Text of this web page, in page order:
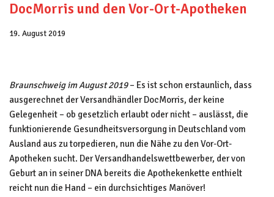
DocMorris und den Vor-Ort-Apotheken
19. August 2019
Braunschweig im August 2019– Es ist schon erstaunlich, dass
ausgerechnet der Versandhändler DocMorris, der keine
Gelegenheit – ob gesetzlich erlaubt oder nicht – auslässt, die
funktionierende Gesundheitsversorgung in Deutschland vom
Ausland aus zu torpedieren, nun die Nähe zu den Vor-Ort-
Apotheken sucht. Der Versandhandelswettbewerber, der von
Geburt an in seiner DNA bereits die Apothekenkette enthielt
reicht nun die Hand – ein durchsichtiges Manöver!